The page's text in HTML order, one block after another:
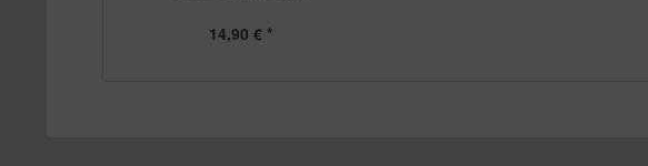
14,90 € *